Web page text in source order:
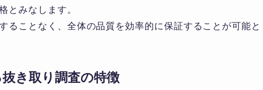
とみなします。
ることなく、全体の品質を効率的に保証することが可能と
き取り調査の特徴